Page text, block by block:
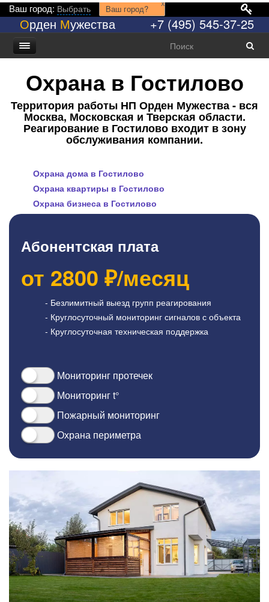
Ваш город: Выбрать Ваш город?
x
Орден Мужества +7 (495) 545-37-25
Охрана в Гостилово
Территория работы НП Орден Мужества - вся
Москва, Московская и Тверская области.
Реагирование в Гостилово входит в зону
обслуживания компании.
Охрана дома в Гостилово
Охрана квартиры в Гостилово
Охрана бизнеса в Гостилово
Абонентская плата
от 2800 ₽/месяц
- Безлимитный выезд групп реагирования
- Круглосуточный мониторинг сигналов с объекта
- Круглосуточная техническая поддержка
Мониторинг протечек
Мониторинг t°
Пожарный мониторинг
Охрана периметра